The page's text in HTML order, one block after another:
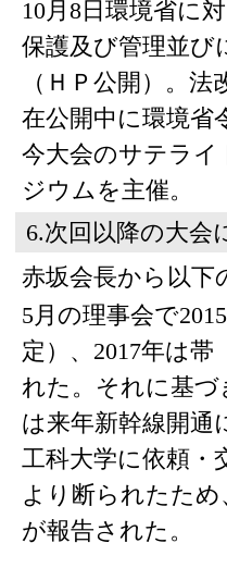
10月8日環境省に
保護及び管理並び
（ＨＰ公開）。
在公開中に環境省
今大会のサテライ
ジウムを主催。
6.次回以降の大会
赤坂会長から以下
5月の理事会で
定）、2017年は
れた。それに基づ
は来年新幹線開通
工科大学に依頼・
より断られたた
が報告された。